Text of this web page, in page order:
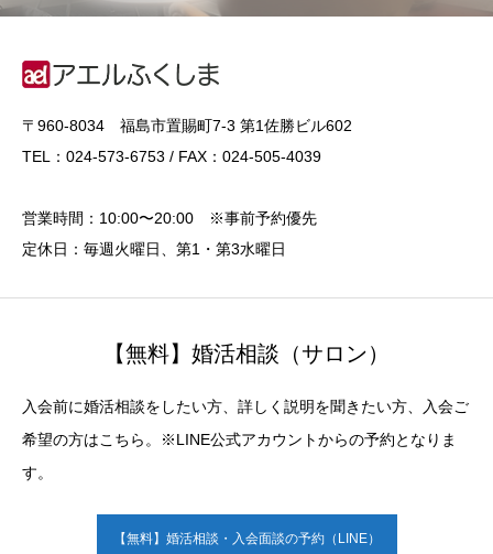
〒960-8034 福島市置賜町7-3 第1佐勝ビル602
TEL：024-573-6753 / FAX：024-505-4039
営業時間：10:00〜20:00 ※事前予約優先
定休日：毎週火曜日、第1・第3水曜日
【無料】婚活相談（サロン）
入会前に婚活相談をしたい方、詳しく説明を聞きたい方、入会ご
希望の方はこちら。※LINE公式アカウントからの予約となりま
す。
【無料】婚活相談・入会面談の予約（LINE）